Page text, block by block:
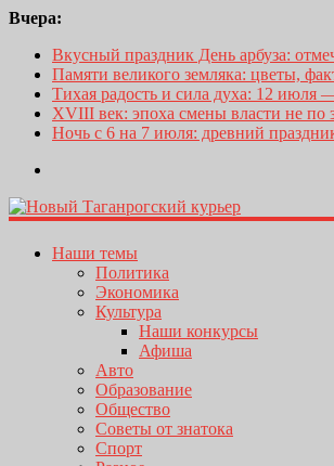
Вчера:
Вкусный праздник День арбуза:
Памяти великого земляка: цветы,
Тихая радость и сила духа: 12
XVIII век: эпоха смены власти не по
Ночь с 6 на 7 июля: древний
Наши темы
Политика
Экономика
Культура
Наши конкурсы
Афиша
Авто
Образование
Общество
Советы от знатока
Спорт